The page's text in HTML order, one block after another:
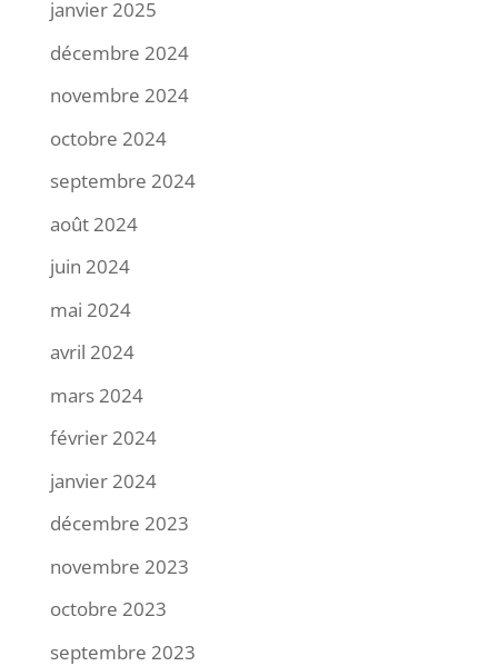
janvier 2025
décembre 2024
novembre 2024
octobre 2024
septembre 2024
août 2024
juin 2024
mai 2024
avril 2024
mars 2024
février 2024
janvier 2024
décembre 2023
novembre 2023
octobre 2023
septembre 2023